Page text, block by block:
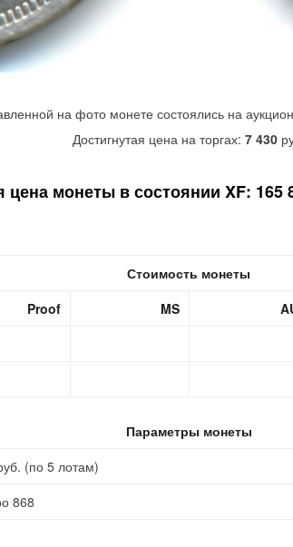
на фото монете состоялись на
Достигнутая цена на торгах: 7 430
цена монеты в состоянии XF: 165
Стоимость монеты
Proof MS
Параметры монеты
(по 5 лотам)
868